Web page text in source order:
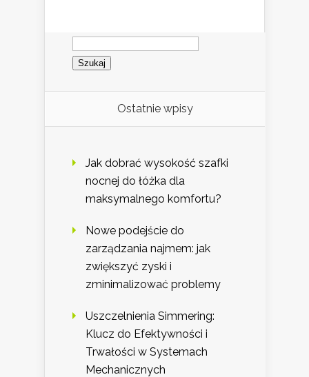
Szukaj:
Ostatnie wpisy
Jak dobrać wysokość szafki
nocnej do łóżka dla
maksymalnego komfortu?
Nowe podejście do
zarządzania najmem: jak
zwiększyć zyski i
zminimalizować problemy
Uszczelnienia Simmering:
Klucz do Efektywności i
Trwałości w Systemach
Mechanicznych